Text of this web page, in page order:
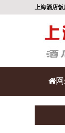
上海酒店饭